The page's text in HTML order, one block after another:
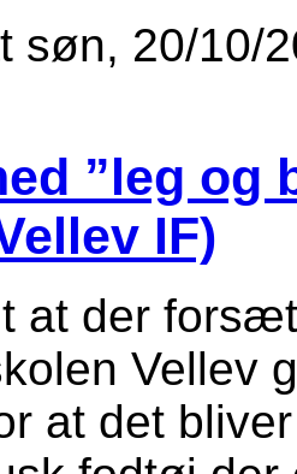
søn, 20/10/
”leg
IF)
at der
Vellev
at det